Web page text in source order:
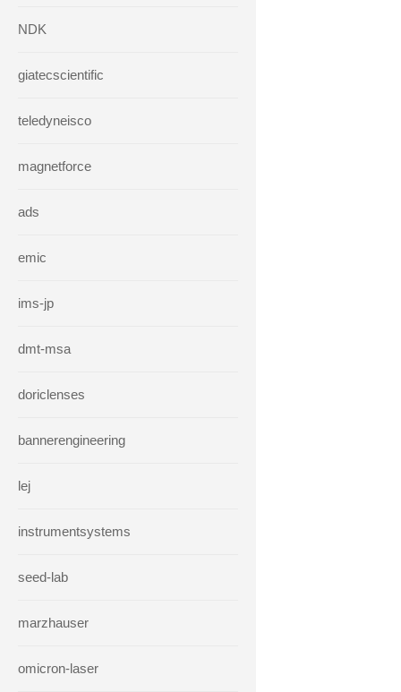
NDK
giatecscientific
teledyneisco
magnetforce
ads
emic
ims-jp
dmt-msa
doriclenses
bannerengineering
lej
instrumentsystems
seed-lab
marzhauser
omicron-laser